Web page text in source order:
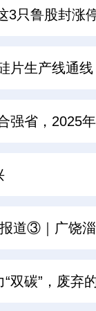
3只鲁股封涨
片生产线通线
强省，2025
道③｜广饶
双碳”，废弃